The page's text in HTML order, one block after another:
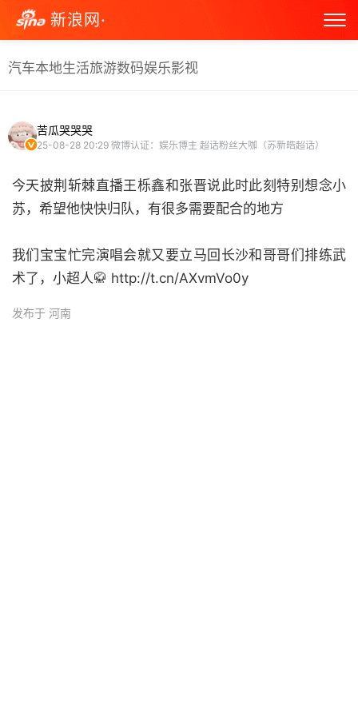
新浪网·
汽车本地生活旅游数码娱乐影视
苦瓜哭哭哭
25-08-28 20:29 微博认证：娱乐博主 超话粉丝大咖（苏新皓超话）
今天披荆斩棘直播王栎鑫和张晋说此时此刻特别想念小
苏，希望他快快归队，有很多需要配合的地方
我们宝宝忙完演唱会就又要立马回长沙和哥哥们排练武
术了，小超人🥋 http://t.cn/AXvmVo0y ​
发布于 河南